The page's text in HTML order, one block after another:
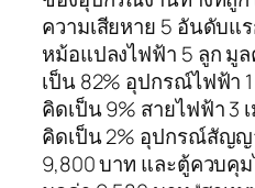
ความเสียหาย 5 อันดับแ
หม้อแปลงไฟฟ้า 5 ลูก มู
เป็น 82% อุปกรณ์ไฟฟ้า
คิดเป็น 9% สายไฟฟ้า 3
คิดเป็น 2% อุปกรณ์สัญ
9,800 บาท และตู้ควบคุ